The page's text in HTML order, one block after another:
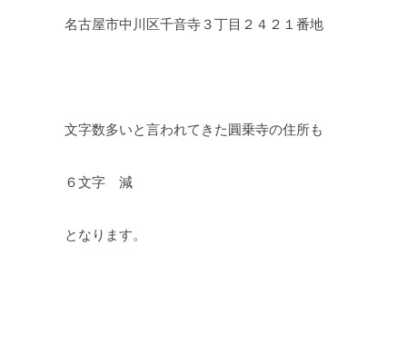
名古屋市中川区千音寺３丁目２４２１番地
文字数多いと言われてきた圓乗寺の住所も
６文字 減
となります。